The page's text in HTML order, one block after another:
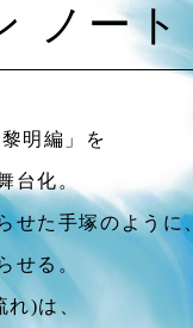
ノート
明編」を
台化。
せた手塚のように
せる。
)は、